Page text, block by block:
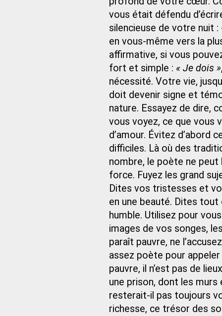
vous était défendu
silencieuse de votre nuit :
en vous-même vers la
affirmative, si vous
fort et simple : « Je dois »
nécessité. Votre vie,
doit devenir signe et
nature. Essayez de dire,
vous voyez, ce que vous
d’amour. Évitez d’abord
difficiles. Là où des
nombre, le poète ne peut
force. Fuyez les grand
Dites vos tristesses et
en une beauté. Dites
humble. Utilisez pour
images de vos songes,
paraît pauvre, ne
assez poète pour
pauvre, il n’est pas de
une prison, dont les
resterait-il pas toujours
richesse, ce trésor des